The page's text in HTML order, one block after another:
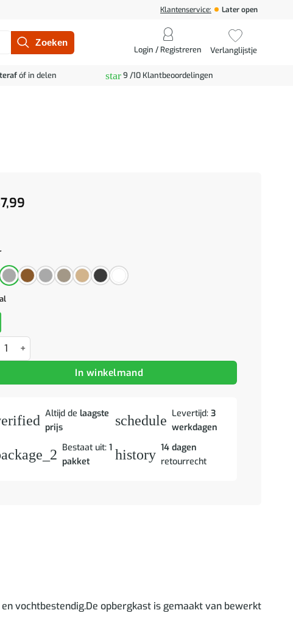
Klantenservice: Later open
Login / Registreren Verlanglijstje
óf in delen star9 /10 Klantbeoordelingen
69,5x34x90 cm grijs sonoma eikenkleurig aantal
In winkelmand
Altijd de laagste
prijs
schedule Levertijd:3
werkdagen
Bestaat uit: 1
pakket
history 14 dagen
retourrecht
vochtbestendig.De opbergkast is gemaakt van bewerkt